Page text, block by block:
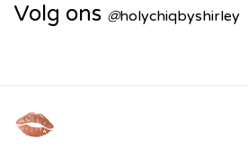
Volg ons @holychiqbyshirley